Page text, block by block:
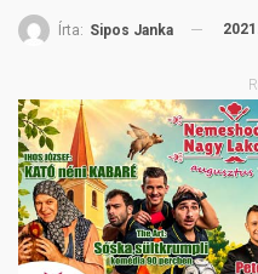
Írta: Sipos Janka